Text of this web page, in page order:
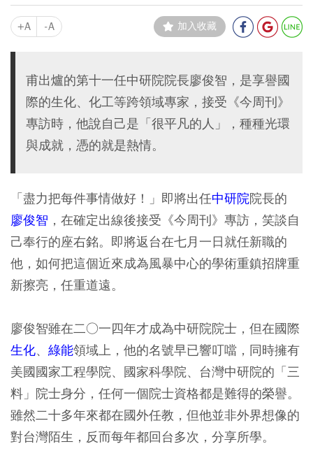
+A -A 加入收藏
甫出爐的第十一任中研院院長廖俊智，是享譽國
際的生化、化工等跨領域專家，接受《今周刊》
專訪時，他說自己是「很平凡的人」，種種光環
與成就，憑的就是熱情。
「盡力把每件事情做好！」即將出任中研院院長的
廖俊智 ，在確定出線後接受《今周刊》專訪，笑談自
己奉行的座右銘。即將返台在七月一日就任新職的
他，如何把這個近來成為風暴中心的學術重鎮招牌重
新擦亮，任重道遠。
廖俊智雖在二○一四年才成為中研院院士，但在國際
生化、 綠能領域上，他的名號早已響叮噹，同時擁有
美國國家工程學院、國家科學院、台灣中研院的「三
料」院士身分，任何一個院士資格都是難得的榮譽。
雖然二十多年來都在國外任教，但他並非外界想像的
對台灣陌生，反而每年都回台多次，分享所學。